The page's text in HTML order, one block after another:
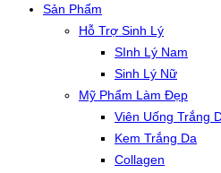
Sản Phẩm
Hỗ Trợ Sinh Lý
SInh Lý Nam
Sinh Lý Nữ
Mỹ Phẩm Làm Đẹp
Viên Uống Trắng
Kem Trắng Da
Collagen